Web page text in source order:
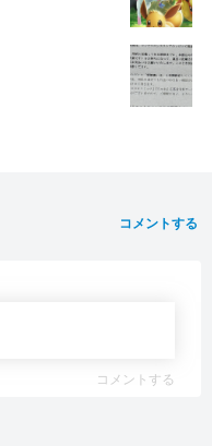
コメントする
コメントする